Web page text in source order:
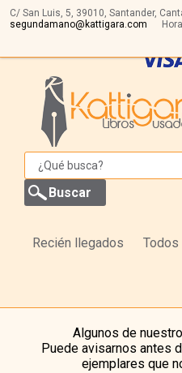
C/ San Luis, 5, 39010, Santander,
segundamano@kattigara.com
Recién llegados Todos
Algunos de
Puede avisarnos antes
ejemplares que